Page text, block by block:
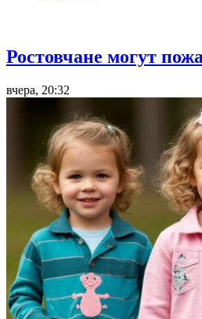
Ростовчане могут
вчера, 20:32